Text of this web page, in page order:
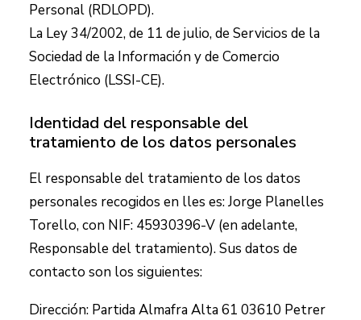
Personal (RDLOPD).
La Ley 34/2002, de 11 de julio, de Servicios de la
Sociedad de la Información y de Comercio
Electrónico (LSSI-CE).
Identidad del responsable del
tratamiento de los datos personales
El responsable del tratamiento de los datos
personales recogidos en lles es:Jorge Planelles
Torello, con NIF: 45930396-V (en adelante,
Responsable del tratamiento). Sus datos de
contacto son los siguientes:
Dirección: Partida Almafra Alta 61 03610 Petrer